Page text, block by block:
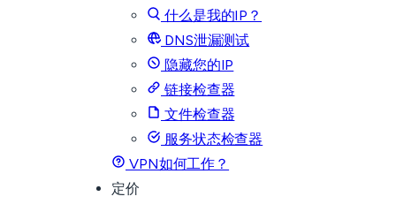
什么是我的IP？
DNS泄漏测试
隐藏您的IP
链接检查器
文件检查器
服务状态检查器
VPN如何工作？
定价